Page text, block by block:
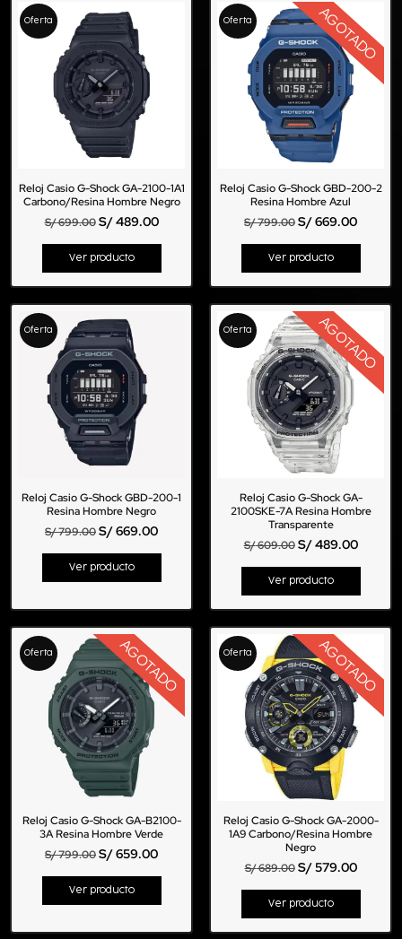
Oferta
Reloj Casio G-Shock GA-2100-1A1
Carbono/Resina Hombre Negro
S/699.00 S/489.00
Ver producto
Oferta AGOTADO
Reloj Casio G-Shock GBD-200-2
Resina Hombre Azul
S/799.00S/669.00
Ver producto
Oferta
Reloj Casio G-Shock GBD-200-1
Resina Hombre Negro
S/799.00S/669.00
Ver producto
Oferta AGOTADO
Reloj Casio G-Shock GA-
2100SKE-7A Resina Hombre
Transparente
S/609.00 S/489.00
Ver producto
Oferta AGOTADO
Reloj Casio G-Shock GA-B2100-
3A Resina Hombre Verde
S/799.00S/659.00
Ver producto
Oferta AGOTADO
Reloj Casio G-Shock GA-2000-
1A9 Carbono/Resina Hombre
Negro
S/689.00 S/579.00
Ver producto